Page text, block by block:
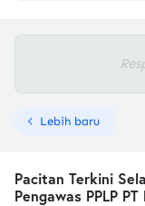
Lebih baru
Pacitan Terkini
Pengawas PPLP